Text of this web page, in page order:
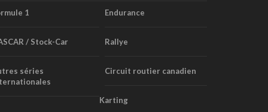
1 Endurance
/ Stock-Car Rallye
séries
Circuit routier canadien
Karting